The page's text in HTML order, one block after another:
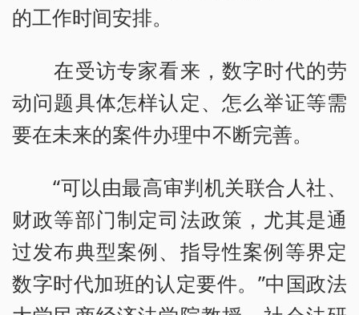
的工作时间安排。
在受访专家看来，数字时代的劳
动问题具体怎样认定、怎么举证等需
要在未来的案件办理中不断完善。
“可以由最高审判机关联合人社、
财政等部门制定司法政策，尤其是通
过发布典型案例、指导性案例等界定
数字时代加班的认定要件。”中国政法